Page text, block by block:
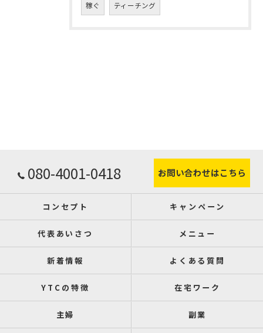
稼ぐ ティーチング
080-4001-0418 お問い合わせはこちら
コンセプト キャンペーン
代表あいさつ メニュー
新着情報 よくある質問
YTCの特徴 在宅ワーク
主婦 副業